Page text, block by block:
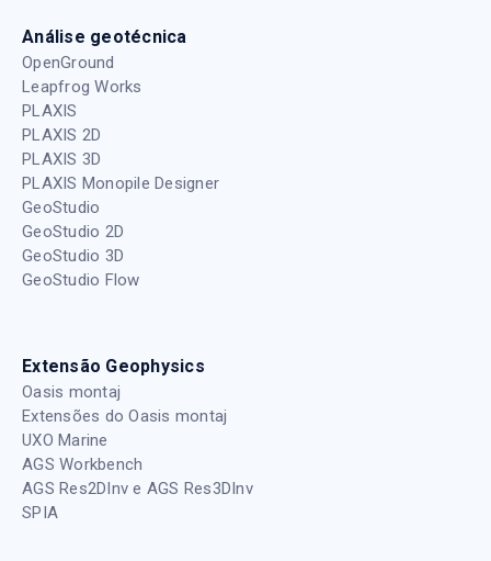
Análise geotécnica
OpenGround
Leapfrog Works
PLAXIS
PLAXIS 2D
PLAXIS 3D
PLAXIS Monopile Designer
GeoStudio
GeoStudio 2D
GeoStudio 3D
GeoStudio Flow
Extensão Geophysics
Oasis montaj
Extensões do Oasis montaj
UXO Marine
AGS Workbench
AGS Res2DInv e AGS Res3DInv
SPIA